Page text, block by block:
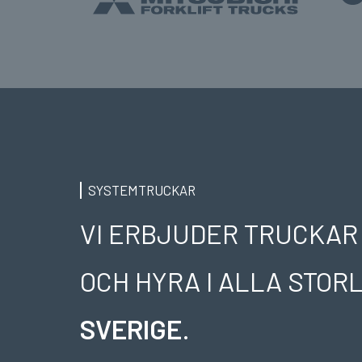
SYSTEMTRUCKAR
VI ERBJUDER
OCH HYRA I ALLA
SVERIGE.